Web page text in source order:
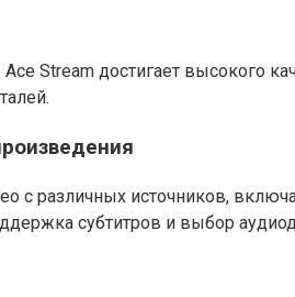
Stream достигает высокого
с различных источников,
субтитров и выбор